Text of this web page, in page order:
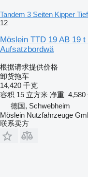
Tandem 3 Seiten Kipper
12
Möslein TTD 19 AB 19
Aufsatzbordwä
根据请求提供价格
卸货拖车
14,420 千克
容积 15 立方米 净重 4,580
德国, Schwebheim
Möslein Nutzfahrzeuge
联系卖方